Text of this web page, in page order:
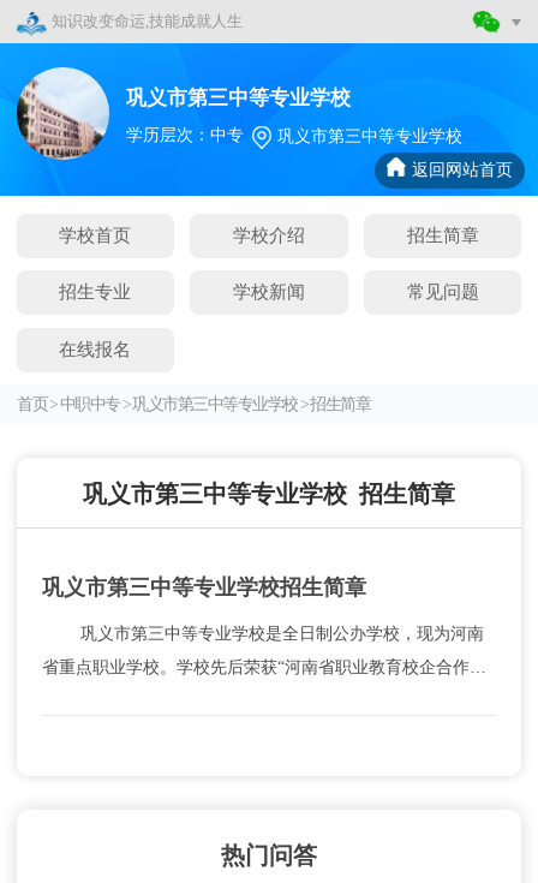
知识改变命运,技能成就人生
巩义市第三中等专业学校
巩义市第三中等专业学校
学历层次：中专
返回网站首页
学校首页 学校介绍 招生简章
招生专业 学校新闻 常见问题
在线报名
首页 >中职中专 >巩义市第三中等专业学校 >招生简章
巩义市第三中等专业学校 招生简章
巩义市第三中等专业学校招生简章
巩义市第三中等专业学校是全日制公办学校，现为河南
省重点职业学校。学校先后荣获“河南省职业教育校企合作先
热门问答